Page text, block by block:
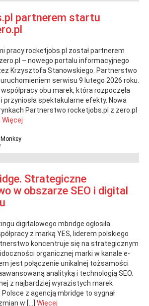
partnerem startu
pracy rocketjobs.pl został partnerem
– nowego portalu informacyjnego
Krzysztofa Stanowskiego. Partnerstwo
serwisu 9 lutego 2026 roku.
obu marek, która rozpoczęła
przyniosła spektakularne efekty. Nowa
Partnerstwo rocketjobs.pl z zero.pl
Więcej
Strategiczne
w obszarze SEO i digital
digitalowego mbridge ogłosiła
z marką YES, liderem polskiego
koncentruje się na strategicznym
organicznej marki w kanale e-
jest połączenie unikalnej tożsamości
analityką i technologią SEO.
z najbardziej wyrazistych marek
z agencją mbridge to sygnał
w […] Więcej